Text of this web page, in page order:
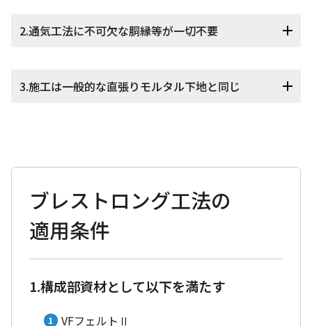
2.通気工法に不可欠な胴縁等が一切不要
3.施工は一般的な直張りモルタル下地と同じ
ブレストロング工法の
適用条件
1.構成部資材として以下を満たす
VFフェルトⅡ